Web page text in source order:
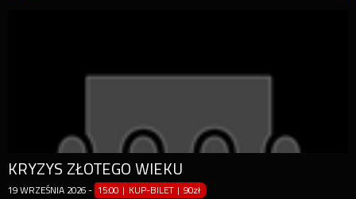
KRYZYS ZŁOTEGO WIEKU
19 WRZEŚNIA 2026 - 15:00 | KUP-BILET |90zł